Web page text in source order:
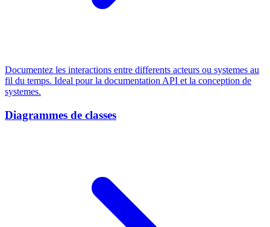
Documentez les interactions entre differents acteurs ou systemes au
fil du temps. Ideal pour la documentation API et la conception de
systemes.
Diagrammes de classes